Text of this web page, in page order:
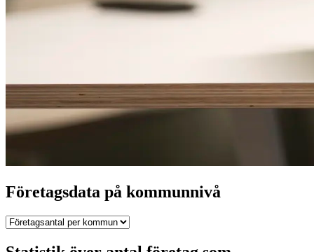
Företagsdata på kommunnivå